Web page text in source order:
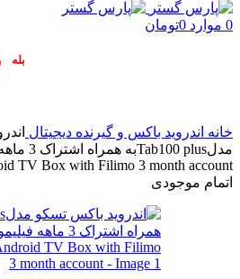
0 موارد 0تومان
بله
خانه اندروید باکس و گیرنده دیجیتال
TV Box with Filimo 3 month account
اتمام موجودی